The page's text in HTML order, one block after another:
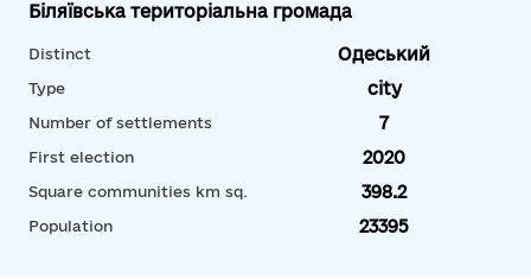
Біляївська територіальна громада
Distinct Одеський
Type city
Number of settlements 7
First election 2020
Square communities km sq. 398.2
Population 23395